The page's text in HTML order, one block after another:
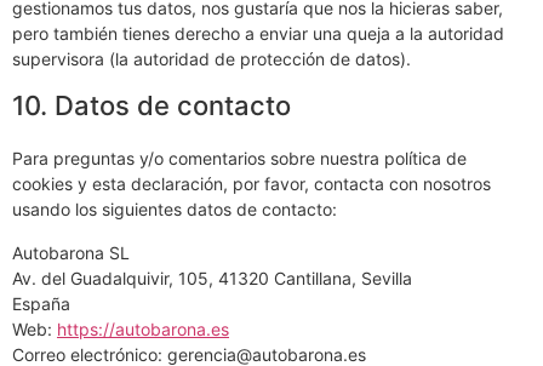
gestionamos tus datos, nos gustaría que nos la hicieras saber,
pero también tienes derecho a enviar una queja a la autoridad
supervisora (la autoridad de protección de datos).
10. Datos de contacto
Para preguntas y/o comentarios sobre nuestra política de
cookies y esta declaración, por favor, contacta con nosotros
usando los siguientes datos de contacto:
Autobarona SL
Av. del Guadalquivir, 105, 41320 Cantillana, Sevilla
España
Web: https://autobarona.es
Correo electrónico: gerencia@autobarona.es